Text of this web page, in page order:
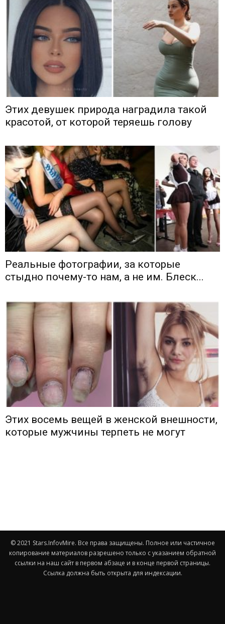
Этих девушек природа наградила такой
красотой, от которой теряешь голову
Реальные фотографии, за которые
стыдно почему-то нам, а не им. Блеск...
Этих восемь вещей в женской внешности,
которые мужчины терпеть не могут
© 2021 Stars.InfovMire. Все права защищены. Полное или частичное
копирование материалов разрешено только с указанием обратной
ссылки на наш сайт в первом абзаце и в конце первой страницы.
Ссылка должна быть открыта для индексации.